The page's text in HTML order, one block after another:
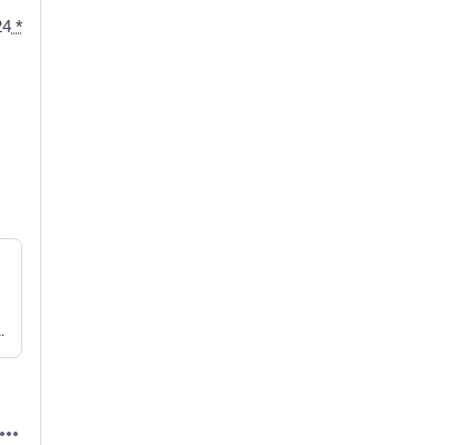
*
Ramsis Kilani, die vor Ort teilnahmen.